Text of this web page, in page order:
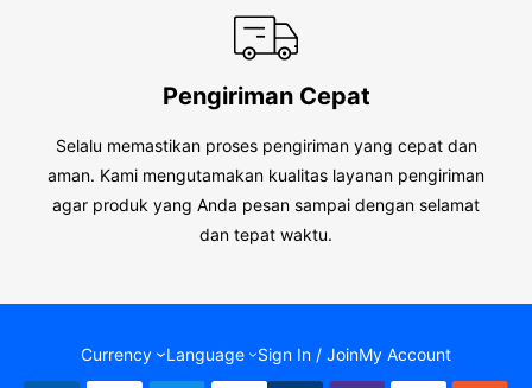
Pengiriman Cepat
Selalu memastikan proses pengiriman yang cepat dan
aman. Kami mengutamakan kualitas layanan pengiriman
agar produk yang Anda pesan sampai dengan selamat
dan tepat waktu.
Currency Language Sign In / JoinMy Account